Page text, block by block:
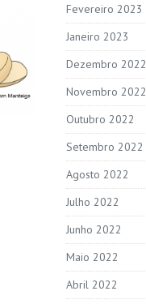
Fevereiro 2023
Janeiro 2023
Dezembro 2022
Novembro 2022
Outubro 2022
Setembro 2022
Agosto 2022
Julho 2022
Junho 2022
Maio 2022
Abril 2022